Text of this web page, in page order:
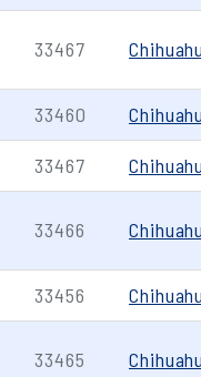
33467
33460
33467
33466
33456
33465